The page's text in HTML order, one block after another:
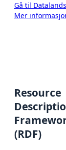
Gå til
Mer
Resource
(RDF)